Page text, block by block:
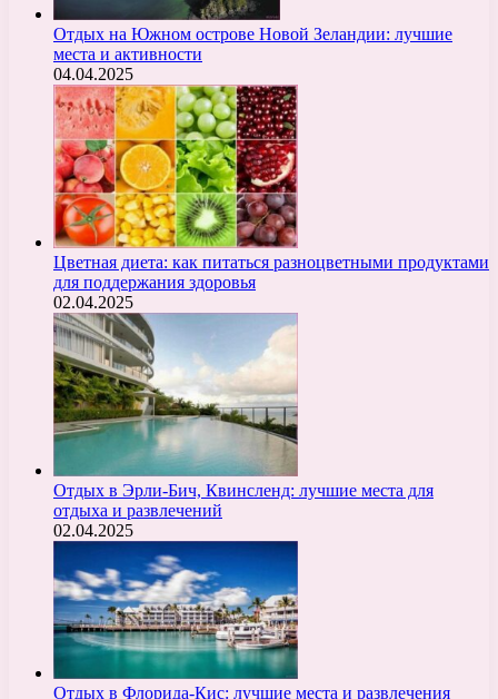
Отдых на Южном острове Новой Зеландии: лучшие
места и активности
04.04.2025
Цветная диета: как питаться разноцветными продуктами
для поддержания здоровья
02.04.2025
Отдых в Эрли-Бич, Квинсленд: лучшие места для
отдыха и развлечений
02.04.2025
Отдых в Флорида-Кис: лучшие места и развлечения